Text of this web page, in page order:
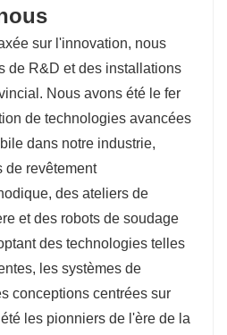
sur l'innovation, nous
de R&D et des installations
Nous avons été le fer
de technologies avancées
dans notre industrie,
de revêtement
des ateliers de
et des robots de soudage
des technologies telles
les systèmes de
conceptions centrées sur
les pionniers de l'ère de la